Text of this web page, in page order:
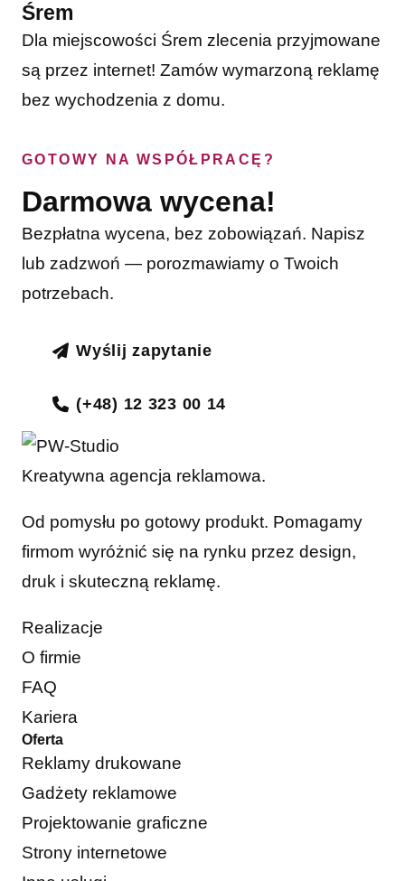
Śrem
Dla miejscowości Śrem zlecenia przyjmowane
są przez internet! Zamów wymarzoną reklamę
bez wychodzenia z domu.
GOTOWY NA WSPÓŁPRACĘ?
Darmowa wycena!
Bezpłatna wycena, bez zobowiązań. Napisz
lub zadzwoń — porozmawiamy o Twoich
potrzebach.
Wyślij zapytanie
(+48) 12 323 00 14
Kreatywna agencja reklamowa.
Od pomysłu po gotowy produkt. Pomagamy
firmom wyróżnić się na rynku przez design,
druk i skuteczną reklamę.
Realizacje
O firmie
FAQ
Kariera
Oferta
Reklamy drukowane
Gadżety reklamowe
Projektowanie graficzne
Strony internetowe